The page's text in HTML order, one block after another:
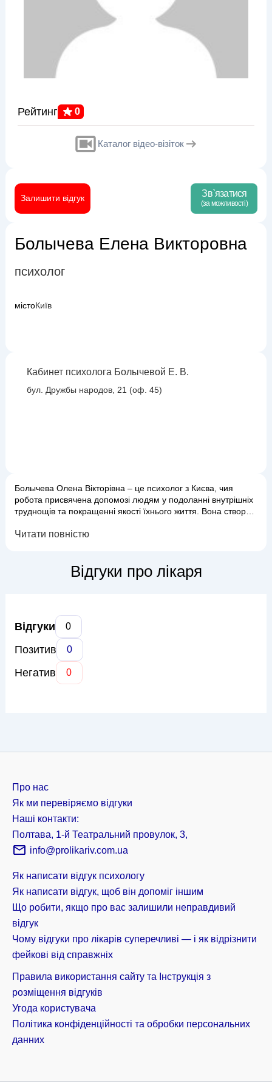
Рейтинг 0
Каталог відео-візіток
Залишити відгук Зв`язатися
(за можливості)
Болычева Елена Викторовна
психолог
містоКиїв
Кабинет психолога Болычевой Е. В.
бул. Дружбы народов, 21 (оф. 45)
Болычева Олена Вікторівна – це психолог з Києва, чия
робота присвячена допомозі людям у подоланні внутрішніх
труднощів та покращенні якості їхнього життя. Вона створює
висловлювати свої почуття та думки, отримуючи підтримку
включаючи триво...
Читати повністю
Відгуки про лікаря
Відгуки 0
Позитив 0
Негатив 0
Про нас
Як ми перевіряємо відгуки
Наші контакти:
Полтава, 1-й Театральний провулок, 3,
info@prolikariv.com.ua
Як написати відгук психологу
Як написати відгук, щоб він допоміг іншим
Що робити, якщо про вас залишили неправдивий
відгук
Чому відгуки про лікарів суперечливі — і як відрізнити
фейкові від справжніх
Правила використання сайту та Інструкція з
розміщення відгуків
Угода користувача
Політика конфіденційності та обробки персональних
данних